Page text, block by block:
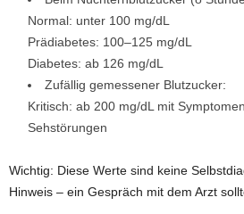
Normal: unter 100 mg/dL
Prädiabetes: 100–125 mg/dL
Diabetes: ab 126 mg/dL
Zufällig gemessener Blutzucker:
Kritisch: ab 200 mg/dL mit
Sehstörungen
Wichtig: Diese Werte sind keine
Hinweis – ein Gespräch mit dem Arzt